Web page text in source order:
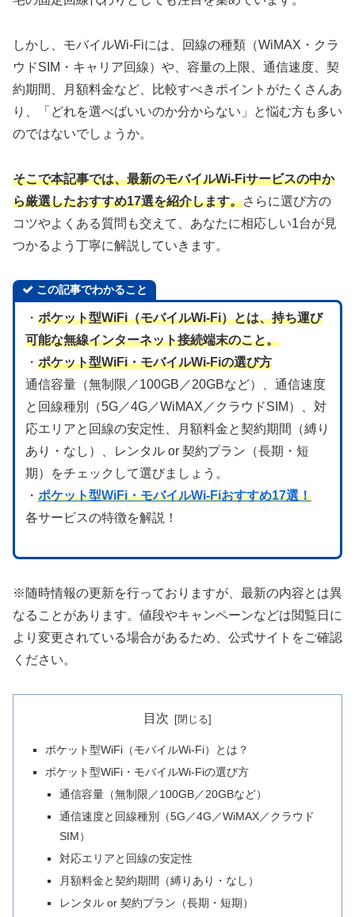
しかし、モバイルWi-Fiには、回線の種類（WiMAX・クラ
ウドSIM・キャリア回線）や、容量の上限、通信速度、契
約期間、月額料金など、比較すべきポイントがたくさんあ
り、「どれを選べばいいのか分からない」と悩む方も多い
のではないでしょうか。
そこで本記事では、最新のモバイルWi-Fiサービスの中か
ら厳選したおすすめ17選を紹介します。さらに選び方の
コツやよくある質問も交えて、あなたに相応しい1台が見
つかるよう丁寧に解説していきます。
この記事でわかること
・ ポケット型WiFi（モバイルWi-Fi）とは、持ち運び
可能な無線インターネット接続端末のこと。
・ ポケット型WiFi・モバイルWi-Fiの選び方
通信容量（無制限／100GB／20GBなど）、通信速度
と回線種別（5G／4G／WiMAX／クラウドSIM）、対
応エリアと回線の安定性、月額料金と契約期間（縛り
あり・なし）、レンタル or 契約プラン（長期・短
期）をチェックして選びましょう。
・ ポケット型WiFi・モバイルWi-Fiおすすめ17選！
各サービスの特徴を解説！
※随時情報の更新を行っておりますが、最新の内容とは異
なることがあります。値段やキャンペーンなどは閲覧日に
より変更されている場合があるため、公式サイトをご確認
ください。
目次
ポケット型WiFi（モバイルWi-Fi）とは？
ポケット型WiFi・モバイルWi-Fiの選び方
通信容量（無制限／100GB／20GBなど）
通信速度と回線種別（5G／4G／WiMAX／クラウド
SIM）
対応エリアと回線の安定性
月額料金と契約期間（縛りあり・なし）
レンタル or 契約プラン（長期・短期）